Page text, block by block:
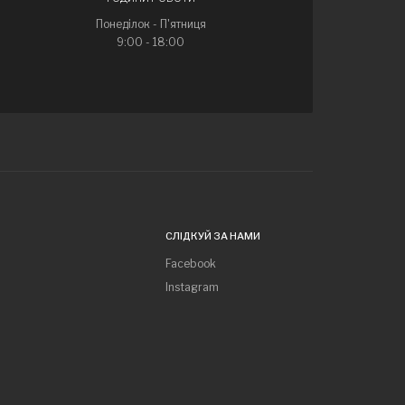
Понеділок - П'ятниця
9:00 - 18:00
СЛІДКУЙ ЗА НАМИ
Facebook
Instagram